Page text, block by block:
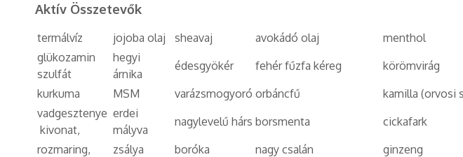
Aktív Összetevők
termálvíz jojoba olaj sheavaj avokádó olaj
menthol
glükozamin
szulfát
hegyi
árnika
édesgyökér fehér fűzfa kéreg
körömvirág
kurkuma
MSM varázsmogyoró orbáncfű
kamilla (orvosi
vadgesztenye
kivonat,
erdei
mályva
nagylevelű hárs borsmenta
cickafark
rozmaring,
zsálya boróka nagy csalán
ginzeng